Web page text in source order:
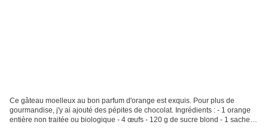
Ce gâteau moelleux au bon parfum d'orange est exquis. Pour plus de
gourmandise, j'y ai ajouté des pépites de chocolat. Ingrédients : - 1 orange
entière non traitée ou biologique - 4 œufs - 120 g de sucre blond - 1 sachets